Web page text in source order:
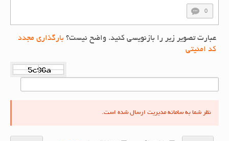
عبارت تصویر زیر را بازنویسی کنید. واضح نیست؟بارگذاری مجدد
کد امنیتی
نظر شما به سامانه مدیریت ارسال شده است.